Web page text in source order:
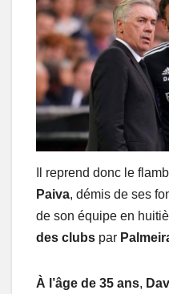
Il reprend donc le
Paiva, démis de ses
de son équipe en
des clubs par
À l’âge de 35 ans,